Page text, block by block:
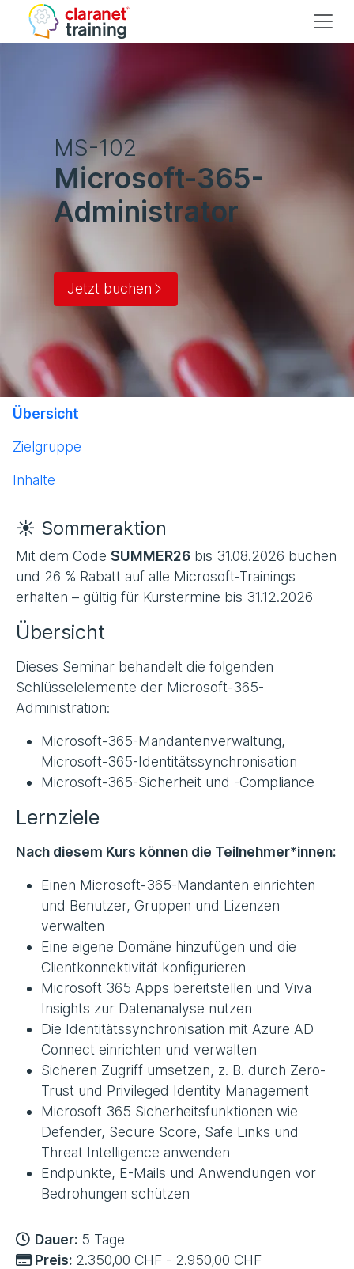
MS-102
Microsoft-365-
Administrator
Jetzt buchen
Übersicht
Zielgruppe
Inhalte
☀️ Sommeraktion
Mit dem Code SUMMER26 bis 31.08.2026 buchen
und 26 % Rabatt auf alle Microsoft-Trainings
erhalten – gültig für Kurstermine bis 31.12.2026
Übersicht
Dieses Seminar behandelt die folgenden
Schlüsselelemente der Microsoft-365-
Administration:
Microsoft-365-Mandantenverwaltung,
Microsoft-365-Identitätssynchronisation
Microsoft-365-Sicherheit und -Compliance
Lernziele
Nach diesem Kurs können die Teilnehmer*innen:
Einen Microsoft-365-Mandanten einrichten
und Benutzer, Gruppen und Lizenzen
verwalten
Eine eigene Domäne hinzufügen und die
Clientkonnektivität konfigurieren
Microsoft 365 Apps bereitstellen und Viva
Insights zur Datenanalyse nutzen
Die Identitätssynchronisation mit Azure AD
Connect einrichten und verwalten
Sicheren Zugriff umsetzen, z. B. durch Zero-
Trust und Privileged Identity Management
Microsoft 365 Sicherheitsfunktionen wie
Defender, Secure Score, Safe Links und
Threat Intelligence anwenden
Endpunkte, E-Mails und Anwendungen vor
Bedrohungen schützen
Dauer: 5 Tage
Preis: 2.350,00 CHF - 2.950,00 CHF